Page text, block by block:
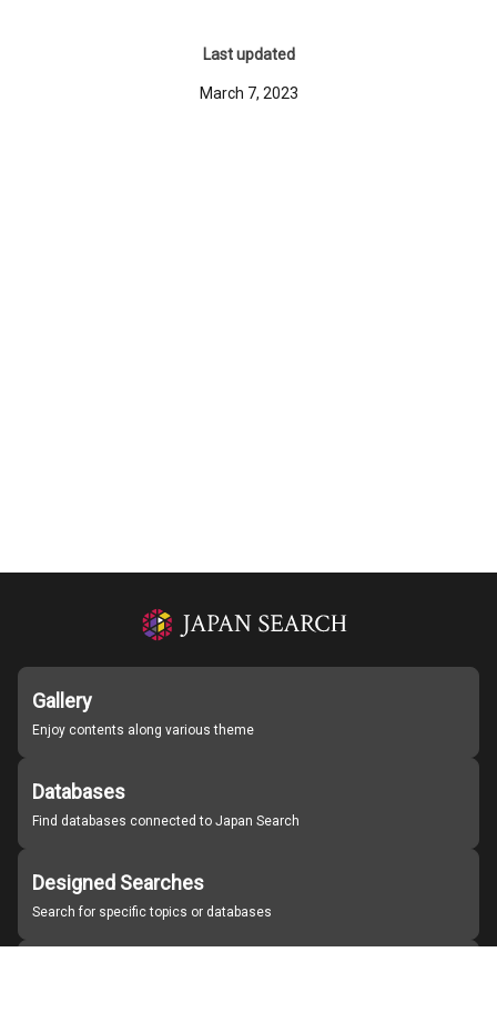
Last updated
March 7, 2023
Gallery
Enjoy contents along various theme
Databases
Find databases connected to Japan Search
Designed Searches
Search for specific topics or databases